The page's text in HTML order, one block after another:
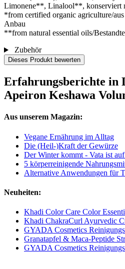
Limonene**, Linalool**, konserviert
*from certified organic agriculture/
Anbau
**from natural essential oils/
Zubehör
Dieses Produkt bewerten
Erfahrungsberichte in
Apeiron Keshawa
Aus unserem Magazin:
Vegane Ernährung im Alltag
Die (Heil-)Kraft der Gewürze
Der Winter kommt - Vata ist
5 körperreinigende
Alternative Anwendungen für
Neuheiten:
Khadi Color Care Color
Khadi ChakraCurl Ayurvedic
GYADA Cosmetics
Granatapfel & Maca-Peptide
GYADA Cosmetics